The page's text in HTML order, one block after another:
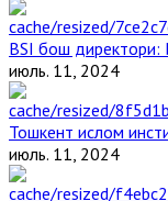
BSI бош директори:
июль. 11, 2024
Тошкент ислом
июль. 11, 2024